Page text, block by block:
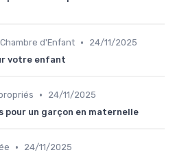
d'Enfant •
24/11/2025
votre enfant
•
24/11/2025
pour un garçon en maternelle
•
24/11/2025